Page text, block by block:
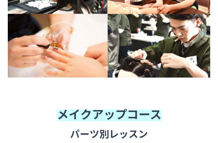
メイクアップコース
パーツ別レッスン